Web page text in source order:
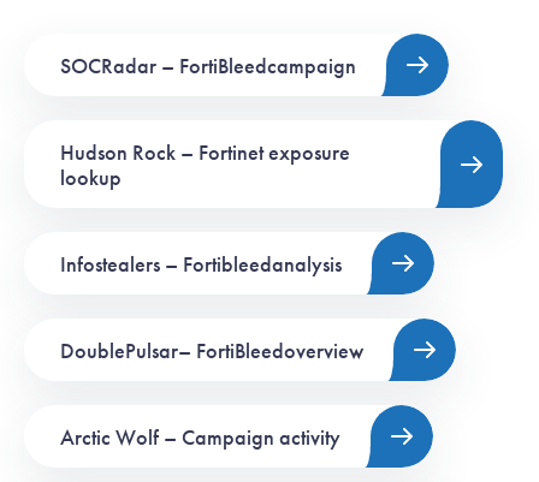
SOCRadar – FortiBleedcampaign
Hudson Rock – Fortinet exposure
lookup
Infostealers – Fortibleedanalysis
DoublePulsar– FortiBleedoverview
Arctic Wolf – Campaign activity